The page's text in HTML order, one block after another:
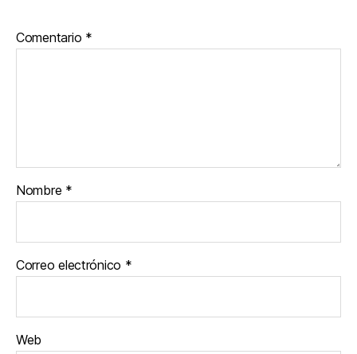
Comentario *
Nombre *
Correo electrónico *
Web